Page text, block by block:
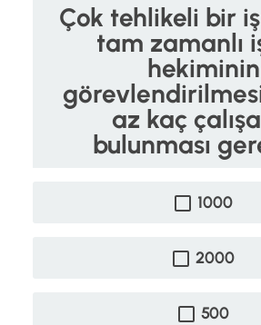
Çok tehlikeli bir
tam zamanlı
hekiminin
az kaç
bulunması
1000
2000
500